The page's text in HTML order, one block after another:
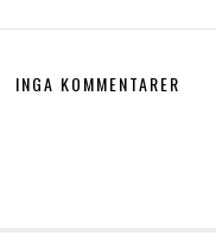
INGA KOMMENTARER